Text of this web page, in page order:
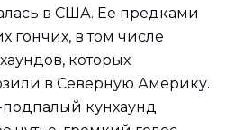
в США. Ее предками
гончих, в том числе
которых
в Северную Америку.
подпалый кунхаунд